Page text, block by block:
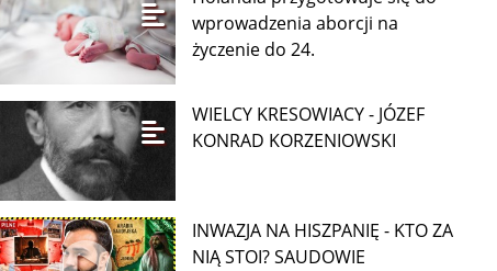
wprowadzenia aborcji na
życzenie do 24.
WIELCY KRESOWIACY - JÓZEF
KONRAD KORZENIOWSKI
INWAZJA NA HISZPANIĘ - KTO ZA
NIĄ STOI? SAUDOWIE